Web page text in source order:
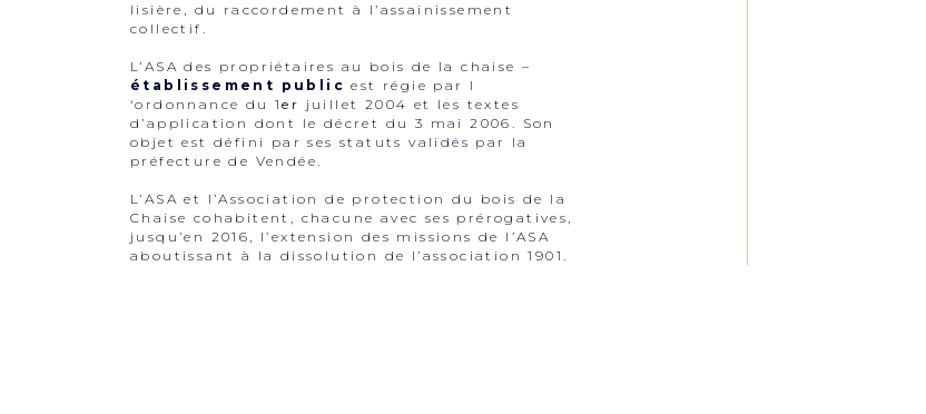
lisière, du raccordement à l’assainissement
collectif.
L’ASA des propriétaires au bois de la chaise –
établissement public est régie par l
‘ordonnance du 1er juillet 2004 et les textes
d’application dont le décret du 3 mai 2006. Son
objet est défini par ses statuts validés par la
préfecture de Vendée.
L’ASA et l’Association de protection du bois de la
Chaise cohabitent, chacune avec ses prérogatives,
jusqu’en 2016, l’extension des missions de l’ASA
aboutissant à la dissolution de l’association 1901.